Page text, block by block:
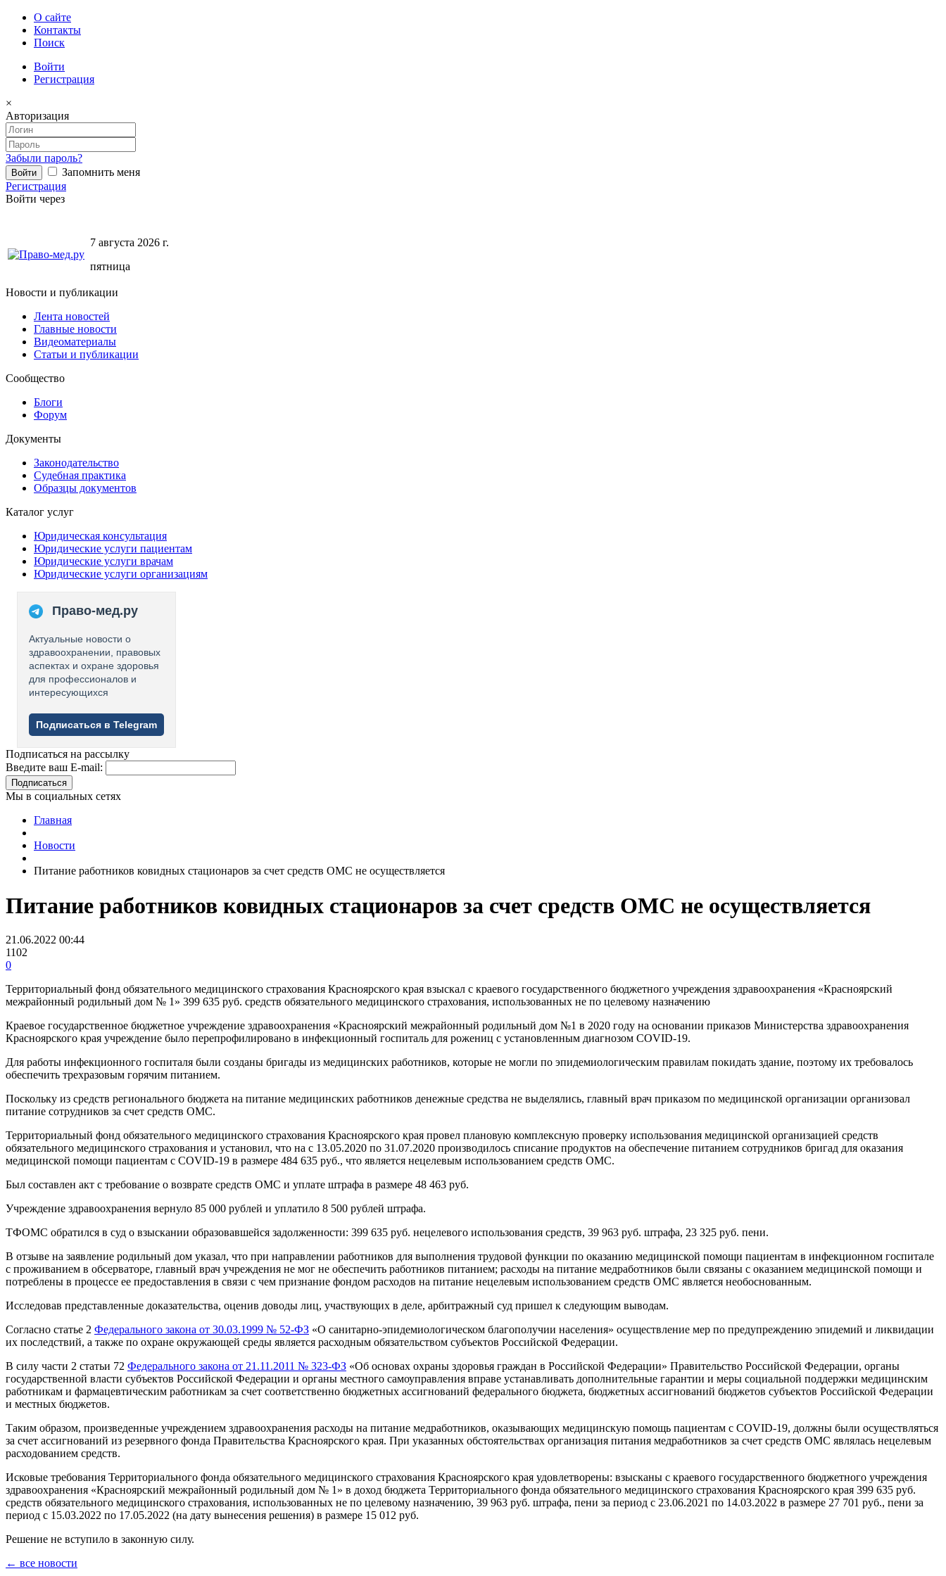
О сайте
Контакты
Поиск
Войти
Регистрация
×
Авторизация
Забыли пароль?
Запомнить меня
Регистрация
Войти через
7 августа 2026 г.
пятница
Новости и публикации
Лента новостей
Главные новости
Видеоматериалы
Статьи и публикации
Сообщество
Блоги
Форум
Документы
Законодательство
Судебная практика
Образцы документов
Каталог услуг
Юридическая консультация
Юридические услуги пациентам
Юридические услуги врачам
Юридические услуги организациям
Право-мед.ру
Актуальные новости о
здравоохранении, правовых
аспектах и охране здоровья
для профессионалов и
интересующихся
Подписаться в Telegram
Подписаться на рассылку
Введите ваш E-mail:
Подписаться
Мы в социальных сетях
Главная
Новости
Питание работников ковидных стационаров за счет средств ОМС не осуществляется
Питание работников ковидных стационаров за счет средств ОМС не осуществляется
21.06.2022 00:44
1102
0
Территориальный фонд обязательного медицинского страхования Красноярского края взыскал с краевого государственного бюджетного учреждения здравоохранения «Красноярский
межрайонный родильный дом № 1» 399 635 руб. средств обязательного медицинского страхования, использованных не по целевому назначению
Краевое государственное бюджетное учреждение здравоохранения «Красноярский межрайонный родильный дом №1 в 2020 году на основании приказов Министерства здравоохранения
Красноярского края учреждение было перепрофилировано в инфекционный госпиталь для рожениц с установленным диагнозом COVID-19.
Для работы инфекционного госпиталя были созданы бригады из медицинских работников, которые не могли по эпидемиологическим правилам покидать здание, поэтому их требовалось
обеспечить трехразовым горячим питанием.
Поскольку из средств регионального бюджета на питание медицинских работников денежные средства не выделялись, главный врач приказом по медицинской организации организовал
питание сотрудников за счет средств ОМС.
Территориальный фонд обязательного медицинского страхования Красноярского края провел плановую комплексную проверку использования медицинской организацией средств
обязательного медицинского страхования и установил, что на с 13.05.2020 по 31.07.2020 производилось списание продуктов на обеспечение питанием сотрудников бригад для оказания
медицинской помощи пациентам с COVID-19 в размере 484 635 руб., что является нецелевым использованием средств ОМС.
Был составлен акт с требование о возврате средств ОМС и уплате штрафа в размере 48 463 руб.
Учреждение здравоохранения вернуло 85 000 рублей и уплатило 8 500 рублей штрафа.
ТФОМС обратился в суд о взыскании образовавшейся задолженности: 399 635 руб. нецелевого использования средств, 39 963 руб. штрафа, 23 325 руб. пени.
В отзыве на заявление родильный дом указал, что при направлении работников для выполнения трудовой функции по оказанию медицинской помощи пациентам в инфекционном госпитале
с проживанием в обсерваторе, главный врач учреждения не мог не обеспечить работников питанием; расходы на питание медработников были связаны с оказанием медицинской помощи и
потреблены в процессе ее предоставления в связи с чем признание фондом расходов на питание нецелевым использованием средств ОМС является необоснованным.
Исследовав представленные доказательства, оценив доводы лиц, участвующих в деле, арбитражный суд пришел к следующим выводам.
Согласно статье 2 Федерального закона от 30.03.1999 № 52-ФЗ «О санитарно-эпидемиологическом благополучии населения» осуществление мер по предупреждению эпидемий и ликвидации
их последствий, а также по охране окружающей среды является расходным обязательством субъектов Российской Федерации.
В силу части 2 статьи 72 Федерального закона от 21.11.2011 № 323-ФЗ «Об основах охраны здоровья граждан в Российской Федерации» Правительство Российской Федерации, органы
государственной власти субъектов Российской Федерации и органы местного самоуправления вправе устанавливать дополнительные гарантии и меры социальной поддержки медицинским
работникам и фармацевтическим работникам за счет соответственно бюджетных ассигнований федерального бюджета, бюджетных ассигнований бюджетов субъектов Российской Федерации
и местных бюджетов.
Таким образом, произведенные учреждением здравоохранения расходы на питание медработников, оказывающих медицинскую помощь пациентам с COVID-19, должны были осуществляться
за счет ассигнований из резервного фонда Правительства Красноярского края. При указанных обстоятельствах организация питания медработников за счет средств ОМС являлась нецелевым
расходованием средств.
Исковые требования Территориального фонда обязательного медицинского страхования Красноярского края удовлетворены: взысканы с краевого государственного бюджетного учреждения
здравоохранения «Красноярский межрайонный родильный дом № 1» в доход бюджета Территориального фонда обязательного медицинского страхования Красноярского края 399 635 руб.
средств обязательного медицинского страхования, использованных не по целевому назначению, 39 963 руб. штрафа, пени за период с 23.06.2021 по 14.03.2022 в размере 27 701 руб., пени за
период с 15.03.2022 по 17.05.2022 (на дату вынесения решения) в размере 15 012 руб.
Решение не вступило в законную силу.
← все новости